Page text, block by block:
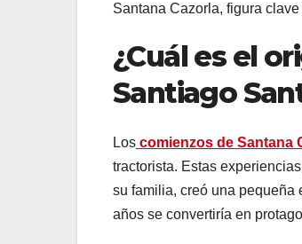
Santana Cazorla, figura
¿Cuál es el
Santiago
Los comienzos de Santana
tractorista. Estas
su familia, creó una pequeña
años se convertiría en